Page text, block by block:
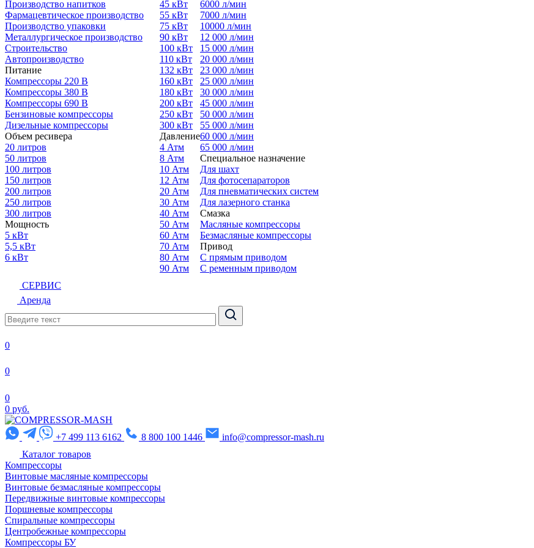
Производство напитков
Фармацевтическое производство
Производство упаковки
Металлургическое производство
Строительство
Автопроизводство
Питание
Компрессоры 220 В
Компрессоры 380 В
Компрессоры 690 В
Бензиновые компрессоры
Дизельные компрессоры
Объем ресивера
20 литров
50 литров
100 литров
150 литров
200 литров
250 литров
300 литров
Мощность
5 кВт
5,5 кВт
6 кВт
45 кВт
55 кВт
75 кВт
90 кВт
100 кВт
110 кВт
132 кВт
160 кВт
180 кВт
200 кВт
250 кВт
300 кВт
Давление
4 Атм
8 Атм
10 Атм
12 Атм
20 Атм
30 Атм
40 Атм
50 Атм
60 Атм
70 Атм
80 Атм
90 Атм
6000 л/мин
7000 л/мин
10000 л/мин
12 000 л/мин
15 000 л/мин
20 000 л/мин
23 000 л/мин
25 000 л/мин
30 000 л/мин
45 000 л/мин
50 000 л/мин
55 000 л/мин
60 000 л/мин
65 000 л/мин
Специальное назначение
Для шахт
Для фотосепараторов
Для пневматических систем
Для лазерного станка
Смазка
Масляные компрессоры
Безмасляные компрессоры
Привод
С прямым приводом
С ременным приводом
СЕРВИС
Аренда
0
0
0
0 руб.
+7 499 113 6162 8 800 100 1446
info@compressor-mash.ru
Каталог товаров
Компрессоры
Винтовые масляные компрессоры
Винтовые безмасляные компрессоры
Передвижные винтовые компрессоры
Поршневые компрессоры
Спиральные компрессоры
Центробежные компрессоры
Компрессоры БУ